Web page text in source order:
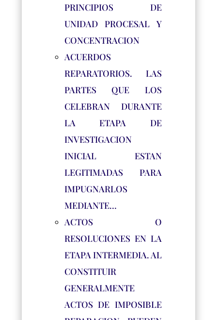
PRINCIPIOS DE
UNIDAD PROCESAL Y
CONCENTRACION
ACUERDOS
REPARATORIOS. LAS
PARTES QUE LOS
CELEBRAN DURANTE
LA ETAPA DE
INVESTIGACION
INICIAL ESTAN
LEGITIMADAS PARA
IMPUGNARLOS
MEDIANTE…
ACTOS O
RESOLUCIONES EN LA
ETAPA INTERMEDIA. AL
CONSTITUIR
GENERALMENTE
ACTOS DE IMPOSIBLE